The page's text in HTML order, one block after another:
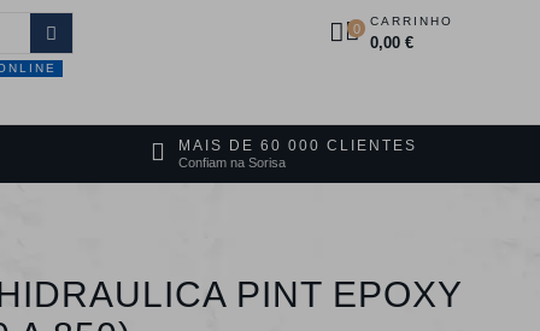
0 CARRINHO
0,00 €
MAIS DE 60 000 CLIENTES
Confiam na Sorisa
PINT EPOXY